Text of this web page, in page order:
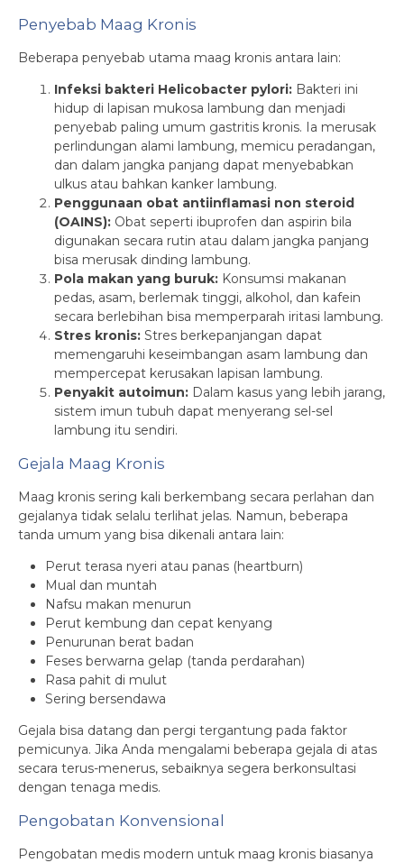
Penyebab Maag Kronis
Beberapa penyebab utama maag kronis antara lain:
Infeksi bakteri Helicobacter pylori: Bakteri ini
hidup di lapisan mukosa lambung dan menjadi
penyebab paling umum gastritis kronis. Ia merusak
perlindungan alami lambung, memicu peradangan,
dan dalam jangka panjang dapat menyebabkan
ulkus atau bahkan kanker lambung.
Penggunaan obat antiinflamasi non steroid
(OAINS): Obat seperti ibuprofen dan aspirin bila
digunakan secara rutin atau dalam jangka panjang
bisa merusak dinding lambung.
Pola makan yang buruk: Konsumsi makanan
pedas, asam, berlemak tinggi, alkohol, dan kafein
secara berlebihan bisa memperparah iritasi lambung.
Stres kronis: Stres berkepanjangan dapat
memengaruhi keseimbangan asam lambung dan
mempercepat kerusakan lapisan lambung.
Penyakit autoimun: Dalam kasus yang lebih jarang,
sistem imun tubuh dapat menyerang sel-sel
lambung itu sendiri.
Gejala Maag Kronis
Maag kronis sering kali berkembang secara perlahan dan
gejalanya tidak selalu terlihat jelas. Namun, beberapa
tanda umum yang bisa dikenali antara lain:
Perut terasa nyeri atau panas (heartburn)
Mual dan muntah
Nafsu makan menurun
Perut kembung dan cepat kenyang
Penurunan berat badan
Feses berwarna gelap (tanda perdarahan)
Rasa pahit di mulut
Sering bersendawa
Gejala bisa datang dan pergi tergantung pada faktor
pemicunya. Jika Anda mengalami beberapa gejala di atas
secara terus-menerus, sebaiknya segera berkonsultasi
dengan tenaga medis.
Pengobatan Konvensional
Pengobatan medis modern untuk maag kronis biasanya